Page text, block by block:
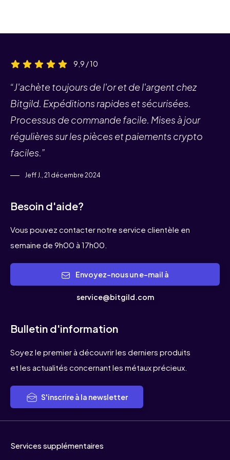
9,9 / 10
“J'achète toujours de l'or et de l'argent chez
Bitgild. Expéditions rapides et sécurisées.
Processus de commande facile. Mises à jour
régulières sur les pièces et paiements crypto
faciles.”
Jeff J., 21 décembre 2024
Besoin d'aide?
Vous pouvez contacter notre service clientèle en
semaine de 9h00 à 17h00.
service@bitgild.com
Bulletin d'information
Soyez le premier à découvrir les derniers produits
et les actualités concernant les métaux précieux.
S'inscrire à la newsletter
Services supplémentaires